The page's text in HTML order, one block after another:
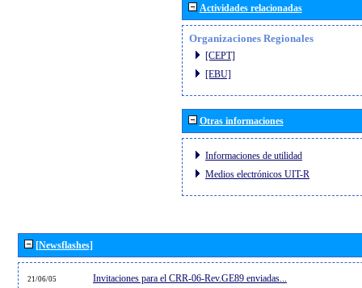
Actividades relacionadas
Organizaciones Regionales
[CEPT]
[EBU]
Otras informaciones
Informaciones de utilidad
Medios electrónicos UIT-R
[Newsflashes]
21/06/05 Invitaciones para el CRR-06-Rev.GE89 enviadas...